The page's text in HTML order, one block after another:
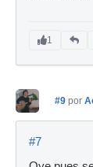
1
#9 por
#7